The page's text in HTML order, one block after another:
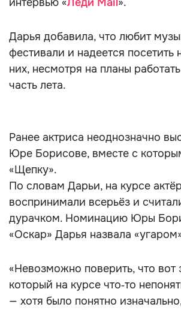
Дарья добавила, что любит
фестивали и надеется посетить
них, несмотря на планы
часть лета.
Ранее актриса неоднозначно
Юре Борисове, вместе с
«Щепку».
По словам Дарьи, на курсе
воспринимали всерьёз и
дурачком. Номинацию Юры
«Оскар» Дарья назвала
«Невозможно поверить, что вот
который на курсе что‑то
— хотя было понятно